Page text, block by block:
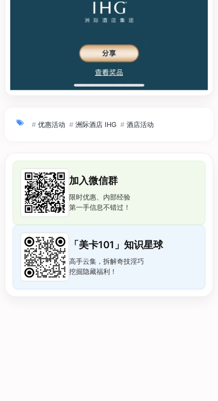
# 优惠活动 # 洲际酒店 IHG # 酒店活动
加入微信群
限时优惠、内部经验
第一手信息不错过！
「美卡101」知识星球
高手云集，拆解奇技淫巧
挖掘隐藏福利！